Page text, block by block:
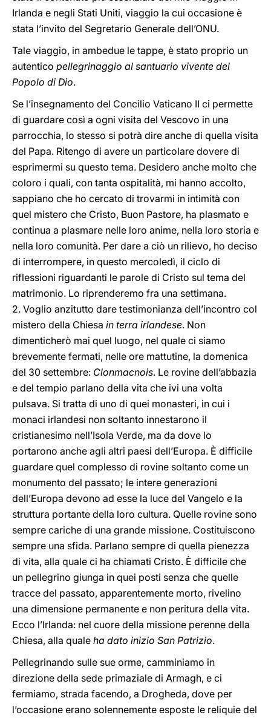
Irlanda e negli Stati Uniti, viaggio la cui occasione è
stata l’invito del Segretario Generale dell’ONU.
Tale viaggio, in ambedue le tappe, è stato proprio un
autentico pellegrinaggio al santuario vivente del
Popolo di Dio.
Se l’insegnamento del Concilio Vaticano II ci permette
di guardare così a ogni visita del Vescovo in una
parrocchia, lo stesso si potrà dire anche di quella visita
del Papa. Ritengo di avere un particolare dovere di
esprimermi su questo tema. Desidero anche molto che
coloro i quali, con tanta ospitalità, mi hanno accolto,
sappiano che ho cercato di trovarmi in intimità con
quel mistero che Cristo, Buon Pastore, ha plasmato e
continua a plasmare nelle loro anime, nella loro storia e
nella loro comunità. Per dare a ciò un rilievo, ho deciso
di interrompere, in questo mercoledì, il ciclo di
riflessioni riguardanti le parole di Cristo sul tema del
matrimonio. Lo riprenderemo fra una settimana.
2. Voglio anzitutto dare testimonianza dell’incontro col
mistero della Chiesa in terra irlandese. Non
dimenticherò mai quel luogo, nel quale ci siamo
brevemente fermati, nelle ore mattutine, la domenica
del 30 settembre: Clonmacnois. Le rovine dell’abbazia
e del tempio parlano della vita che ivi una volta
pulsava. Si tratta di uno di quei monasteri, in cui i
monaci irlandesi non soltanto innestarono il
cristianesimo nell’Isola Verde, ma da dove lo
portarono anche agli altri paesi dell’Europa. È difficile
guardare quel complesso di rovine soltanto come un
monumento del passato; le intere generazioni
dell’Europa devono ad esse la luce del Vangelo e la
struttura portante della loro cultura. Quelle rovine sono
sempre cariche di una grande missione. Costituiscono
sempre una sfida. Parlano sempre di quella pienezza
di vita, alla quale ci ha chiamati Cristo. È difficile che
un pellegrino giunga in quei posti senza che quelle
tracce del passato, apparentemente morto, rivelino
una dimensione permanente e non peritura della vita.
Ecco l’Irlanda: nel cuore della missione perenne della
Chiesa, alla quale ha dato inizio San Patrizio.
Pellegrinando sulle sue orme, camminiamo in
direzione della sede primaziale di Armagh, e ci
fermiamo, strada facendo, a Drogheda, dove per
l’occasione erano solennemente esposte le reliquie del